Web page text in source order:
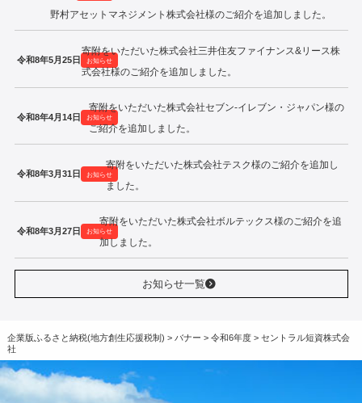
野村アセットマネジメント株式会社様のご紹介を追加しました。
令和8年5月25日 お知らせ
寄附をいただいた株式会社三井住友ファイナンス&リース株
式会社様のご紹介を追加しました。
令和8年4月14日 お知らせ
寄附をいただいた株式会社セブン‐イレブン・ジャパン様の
ご紹介を追加しました。
令和8年3月31日 お知らせ
寄附をいただいた株式会社テスク様のご紹介を追加し
ました。
令和8年3月27日 お知らせ
寄附をいただいた株式会社ボルテックス様のご紹介を追
加しました。
お知らせ一覧
企業版ふるさと納税(地方創生応援税制) > バナー > 令和6年度> セントラル短資株式会
社